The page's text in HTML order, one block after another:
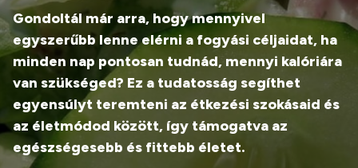
Gondoltál már arra, hogy mennyivel
egyszerűbb lenne elérni a fogyási céljaidat, ha
minden nap pontosan tudnád, mennyi kalóriára
van szükséged? Ez a tudatosság segíthet
egyensúlyt teremteni az étkezési szokásaid és
az életmódod között, így támogatva az
egészségesebb és fittebb életet.